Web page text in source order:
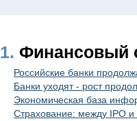
1. Финансовый
Российские банки
Банки уходят - рост
Экономическая база
Страхование: между IPO